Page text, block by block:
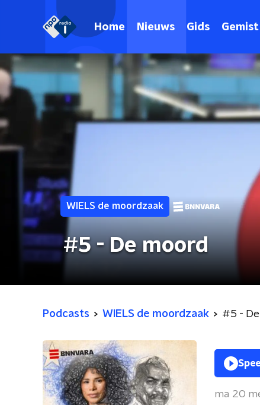
Home Nieuws Gids Gemist
WIELS de moordzaak
#5 - De moord
Podcasts WIELS de moordzaak #5 -
ma 20